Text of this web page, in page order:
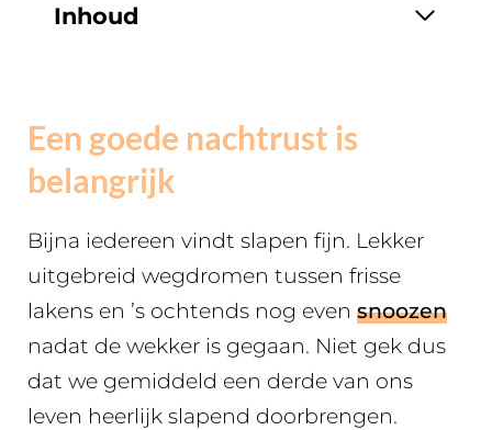
Inhoud
Een goede nachtrust is
belangrijk
Bijna iedereen vindt slapen fijn. Lekker
uitgebreid wegdromen tussen frisse
lakens en ’s ochtends nog even snoozen
nadat de wekker is gegaan. Niet gek dus
dat we gemiddeld een derde van ons
leven heerlijk slapend doorbrengen.